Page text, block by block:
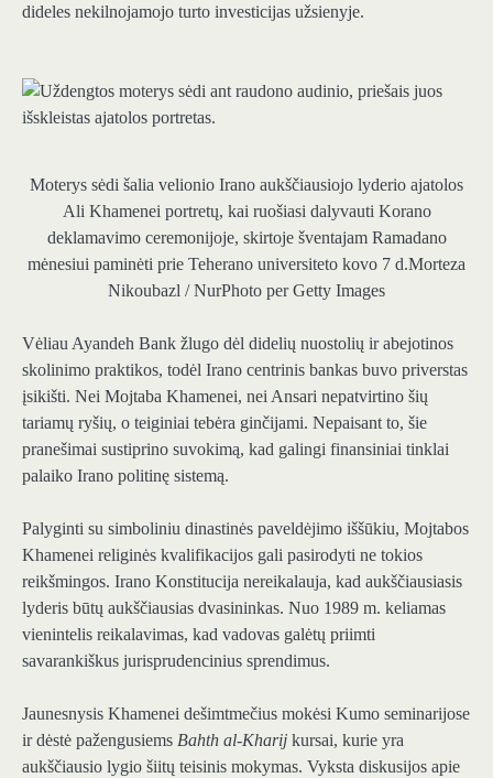
dideles nekilnojamojo turto investicijas užsienyje.
Moterys sėdi šalia velionio Irano aukščiausiojo lyderio ajatolos
Ali Khamenei portretų, kai ruošiasi dalyvauti Korano
deklamavimo ceremonijoje, skirtoje šventajam Ramadano
mėnesiui paminėti prie Teherano universiteto kovo 7 d.Morteza
Nikoubazl / NurPhoto per Getty Images
Vėliau Ayandeh Bank žlugo dėl didelių nuostolių ir abejotinos
skolinimo praktikos, todėl Irano centrinis bankas buvo priverstas
įsikišti. Nei Mojtaba Khamenei, nei Ansari nepatvirtino šių
tariamų ryšių, o teiginiai tebėra ginčijami. Nepaisant to, šie
pranešimai sustiprino suvokimą, kad galingi finansiniai tinklai
palaiko Irano politinę sistemą.
Palyginti su simboliniu dinastinės paveldėjimo iššūkiu, Mojtabos
Khamenei religinės kvalifikacijos gali pasirodyti ne tokios
reikšmingos. Irano Konstitucija nereikalauja, kad aukščiausiasis
lyderis būtų aukščiausias dvasininkas. Nuo 1989 m. keliamas
vienintelis reikalavimas, kad vadovas galėtų priimti
savarankiškus jurisprudencinius sprendimus.
Jaunesnysis Khamenei dešimtmečius mokėsi Kumo seminarijose
ir dėstė pažengusiems Bahth al-Kharij kursai, kurie yra
aukščiausio lygio šiitų teisinis mokymas. Vyksta diskusijos apie